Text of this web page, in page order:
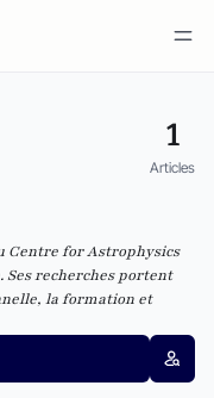
1
Articles
Centre for Astrophysics
Ses recherches portent
la formation et